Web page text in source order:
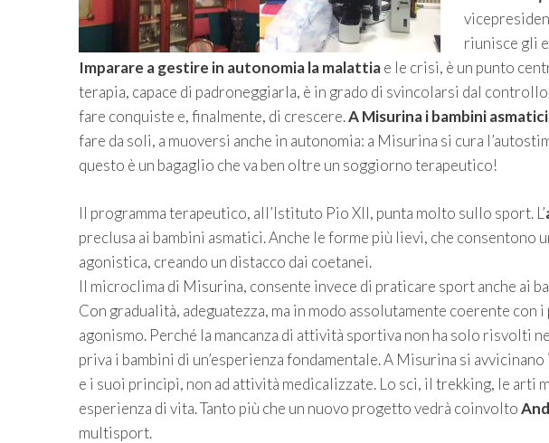
riunisce gli
Imparare a gestire in autonomia la malattiae le crisi, è un punto
terapia, capace di padroneggiarla, è in grado di svincolarsi dal
fare conquiste e, finalmente, di crescere.A Misurina i bambini
fare da soli, a muoversi anche in autonomia: a Misurina si cura
questo è un bagaglio che va ben oltre un soggiorno terapeutico!
Il programma terapeutico, all’Istituto Pio XII, punta molto sullo sport. L’
preclusa ai bambini asmatici. Anche le forme più lievi, che consentono
agonistica, creando un distacco dai coetanei.
Il microclima di Misurina, consente invece di praticare sport anche ai
Con gradualità, adeguatezza, ma in modo assolutamente coerente
agonismo. Perché la mancanza di attività sportiva non ha solo risvolti
priva i bambini di un’esperienza fondamentale. A Misurina si
e i suoi principi, non ad attività medicalizzate. Lo sci, il trekking, le arti
esperienza di vita. Tanto più che un nuovo progetto vedrà coinvolto
multisport.